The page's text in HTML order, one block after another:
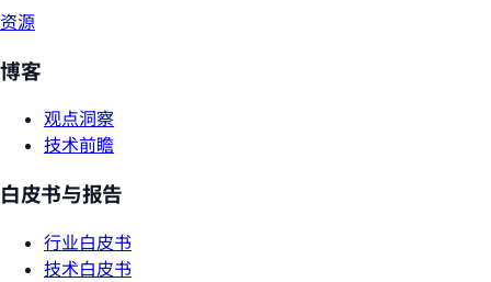
资源
博客
观点洞察
技术前瞻
白皮书与报告
行业白皮书
技术白皮书